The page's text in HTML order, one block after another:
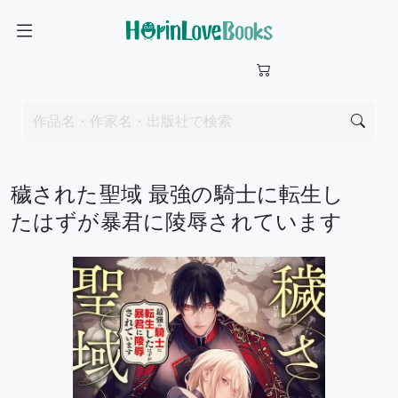
穢された聖域 最強の騎士に転生し
たはずが暴君に陵辱されています